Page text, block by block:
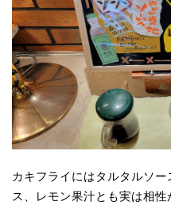
カキフライにはタルタルソ
ス、レモン果汁とも実は相